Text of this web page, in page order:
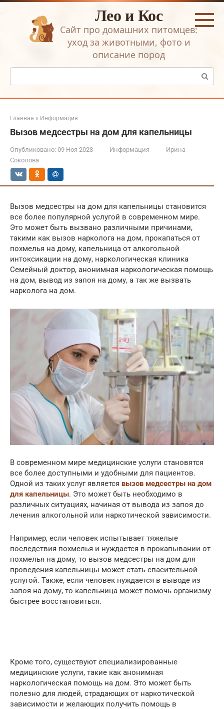
Перейти
Лео и Кос
Сайт про домашних питомцев:
уход за животными, фото и
описание пород
Поиск:
Главная » Информация
Вызов медсестры на дом для капельницы
Опубликовано: 09 Ноя 2023 Информация
Ирина
Соколова
Вызов медсестры на дом для капельницы становится
все более популярной услугой в современном мире.
Это может быть вызвано различными причинами,
такими как вызов нарколога на дом, прокапаться от
похмелья на дому, капельница от алкогольной
интоксикации на дому, наркологическая клиника
Семейный доктор, анонимная наркологическая помощь
на дом, вывод из запоя на дому, а так же вызвать
нарколога на дом.
В современном мире медицинские услуги становятся
все более доступными и удобными для пациентов.
Одной из таких услуг является вызов медсестры на дом
для капельницы. Это может быть необходимо в
различных ситуациях, начиная от вывода из запоя до
лечения алкогольной или наркотической зависимости.
Например, если человек испытывает тяжелые
последствия похмелья и нуждается в прокапывании от
похмелья на дому, то вызов медсестры на дом для
проведения капельницы может стать спасительной
услугой. Также, если человек нуждается в выводе из
запоя на дому, то капельница может помочь организму
быстрее восстановиться.
Кроме того, существуют специализированные
медицинские услуги, такие как анонимная
наркологическая помощь на дом. Это может быть
полезно для людей, страдающих от наркотической
зависимости и желающих получить помощь в